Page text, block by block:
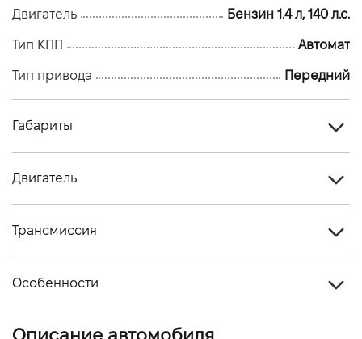
Двигатель Бензин 1.4 л, 140 л.с.
Тип КПП Автомат
Тип привода Передний
Габариты
Количество мест, шт
Двигатель
Объем двигателя (см.куб.)
Трансмиссия
Особенности
Описание автомобиля